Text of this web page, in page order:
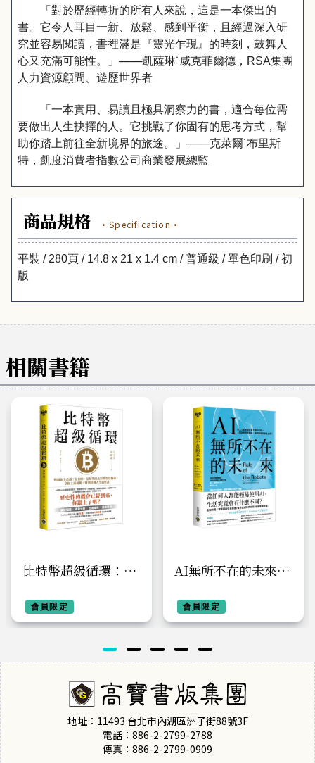
「對於歷經轉折的所有人來說，這是一本傑出的
書。它令人耳目一新、放鬆、感到平衡，且經過深入研
究並容易閱讀，書裡滿是『靈光乍現』的時刻，鼓舞人
心又充滿可能性。」───凱薩琳˙威克菲爾德，RSA集團
人力資源顧問、遊歷世界者
「一本實用、易讀且極具洞察力的書，適合每位需
要做出人生抉擇的人。它挑戰了你固有的思考方式，幫
助你踏上前往全新境界的旅途。」───克萊爾˙布里斯
特，凱度消費者指數公司商業發展總監
商品規格 ·Specification·
平裝 / 280頁 / 14.8 x 21 x 1.4 cm / 普通級 / 單色印刷 / 初
版
相關書籍
比特幣超級循環：幣
時、最好懂的比特幣
投資指南，掌握上漲
週期，賺到扭轉人生
的財富【特別收錄：
祝福短語＆簽名扉頁
＋給台灣讀者的話】
會員限定
AI無所不在的未來：
般的存在，人類如何
控管風險、發展應用
與保住工作？
會員限定
地址：11493 台北市內湖區洲子街88號3F
電話：886-2-2799-2788
傳真：886-2-2799-0909